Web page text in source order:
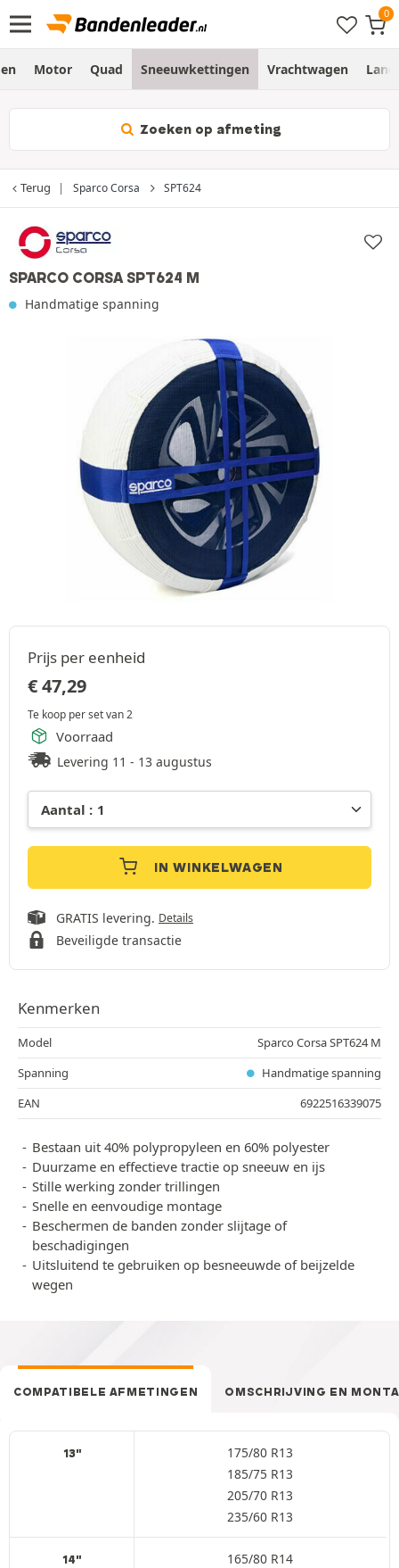
Motor Quad Sneeuwkettingen Vrachtwagen
Zoeken op afmeting
Terug Sparco Corsa SPT624
SPARCO CORSA SPT624 M
Handmatige spanning
Prijs per eenheid
€47,29
Te koop per set van 2
Voorraad
Levering 11 - 13 augustus
IN WINKELWAGEN
GRATIS levering. Details
Beveiligde transactie
Kenmerken
Model
Sparco Corsa SPT624 M
Spanning
Handmatige spanning
EAN
6922516339075
Bestaan uit 40% polypropyleen en 60% polyester
Duurzame en effectieve tractie op sneeuw en ijs
Stille werking zonder trillingen
Snelle en eenvoudige montage
Beschermen de banden zonder slijtage of
beschadigingen
Uitsluitend te gebruiken op besneeuwde of beijzelde
wegen
COMPATIBELE AFMETINGEN OMSCHRIJVING EN
13"
175/80 R13
185/75 R13
205/70 R13
235/60 R13
14"
165/80 R14